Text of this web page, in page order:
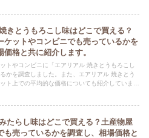
きとうもろこし味はどこで買える？
ケットやコンビニでも売っているかを
価格と共に紹介します。
トやコンビニに「エアリアル 焼きとうもろこし
かを調査しました。また、エアリアル 焼きとう
ト上での平均的な価格についても紹介していま
たらし味はどこで買える？土産物屋
も売っているかを調査し、相場価格と